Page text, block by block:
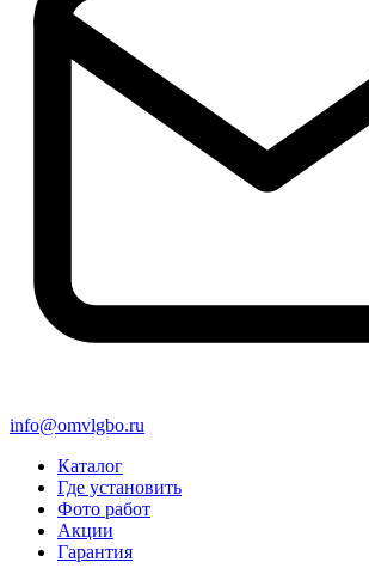
info@omvlgbo.ru
Каталог
Где установить
Фото работ
Акции
Гарантия